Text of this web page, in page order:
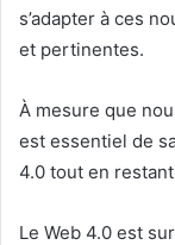
s’adapter à ces
et pertinentes.
À mesure que
est essentiel de
4.0 tout en
Le Web 4.0 est